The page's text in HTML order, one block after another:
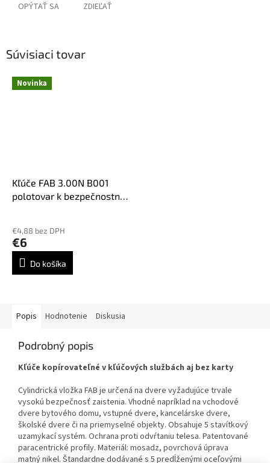
OPÝTAŤ SA ZDIEĽAŤ
Súvisiaci tovar
Novinka
Kľúče FAB 3.00N B001
polotovar k bezpečnostnej
€4,88 bez DPH
€6
Do košíka
Popis Hodnotenie Diskusia
Podrobný popis
Kľúče kopírovateľné v kľúčových službách aj bez karty
Cylindrická vložka FAB je určená na dvere vyžadujúce trvale
vysokú bezpečnosť zaistenia. Vhodné napríklad na vchodové
dvere bytového domu, vstupné dvere, kancelárske dvere,
školské dvere či na priemyselné objekty. Obsahuje 5 stavítkový
uzamykací systém. Ochrana proti odvŕtaniu telesa. Patentované
paracentrické profily. Materiál: mosadz, povrchová úprava
matný nikel. Štandardne dodávané s 5 predĺženými oceľovými